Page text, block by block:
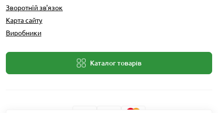
Зворотній зв'язок
Карта сайту
Виробники
Каталог товарів